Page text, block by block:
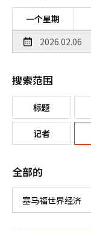
一个星期
搜索范围
标题
记者
全部的